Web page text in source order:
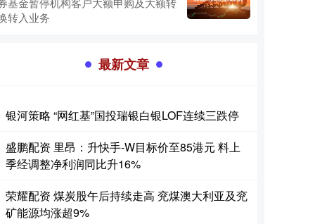
转入业务
最新文章
银河策略 “网红基”国投瑞银白银LOF连续三跌停
盛鹏配资 里昂：升快手-W目标价至85港元 料上
季经调整净利润同比升16%
荣耀配资 煤炭股午后持续走高 兖煤澳大利亚及兖
矿能源均涨超9%